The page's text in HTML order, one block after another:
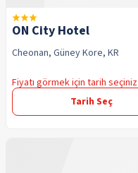
ON City Hotel
Cheonan, Güney Kore, KR
Fiyatı görmek için tarih seçiniz
Tarih Seç